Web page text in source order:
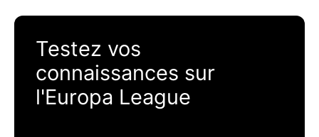
Testez vos
connaissances sur
l'Europa League